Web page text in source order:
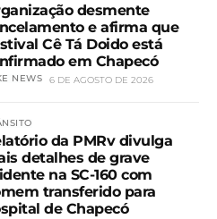
desmente
e afirma que
Cê Tá Doido está
em Chapecó
NEWS 6 DE AGOSTO DE 2026
da PMRv divulga
detalhes de grave
na SC-160 com
transferido para
de Chapecó